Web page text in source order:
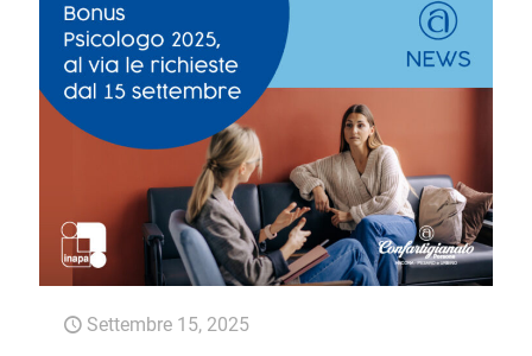
Settembre 15, 2025